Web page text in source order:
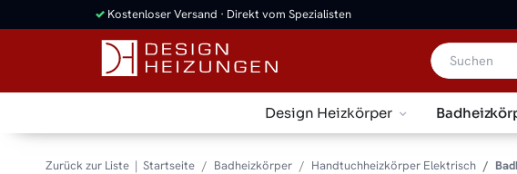
✓ Kostenloser Versand · Direkt vom Spezialisten
Design Heizkörper
Zurück zur Liste Startseite Badheizkörper Handtuchheizkörper Elektrisch